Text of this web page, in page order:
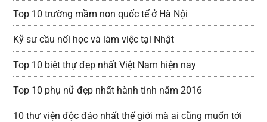
Top 10 trường mầm non quốc tế ở Hà Nội
Kỹ sư cầu nối học và làm việc tại Nhật
Top 10 biệt thự đẹp nhất Việt Nam hiện nay
Top 10 phụ nữ đẹp nhất hành tinh năm 2016
10 thư viện độc đáo nhất thế giới mà ai cũng muốn tới